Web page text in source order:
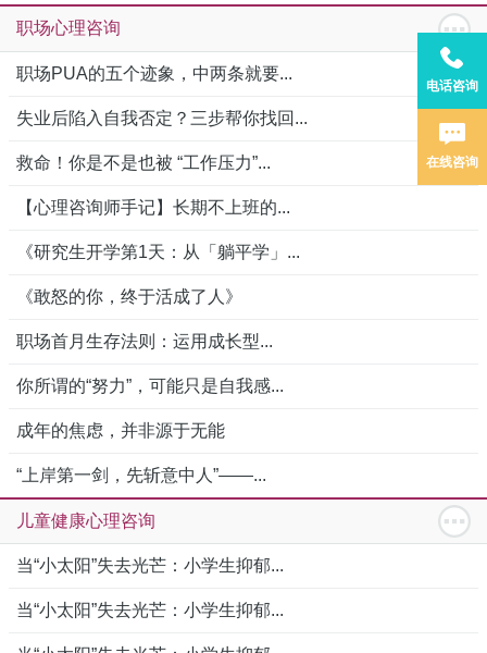
职场心理咨询
职场PUA的五个迹象，中两条就要...
失业后陷入自我否定？三步帮你找回...
救命！你是不是也被 “工作压力”...
【心理咨询师手记】长期不上班的...
《研究生开学第1天：从「躺平学」...
《敢怒的你，终于活成了人》
职场首月生存法则：运用成长型...
你所谓的“努力”，可能只是自我感...
成年的焦虑，并非源于无能
“上岸第一剑，先斩意中人”——...
儿童健康心理咨询
当“小太阳”失去光芒：小学生抑郁...
当“小太阳”失去光芒：小学生抑郁...
电话咨询
在线咨询